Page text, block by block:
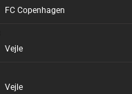
FC Copenhagen
Vejle
Vejle